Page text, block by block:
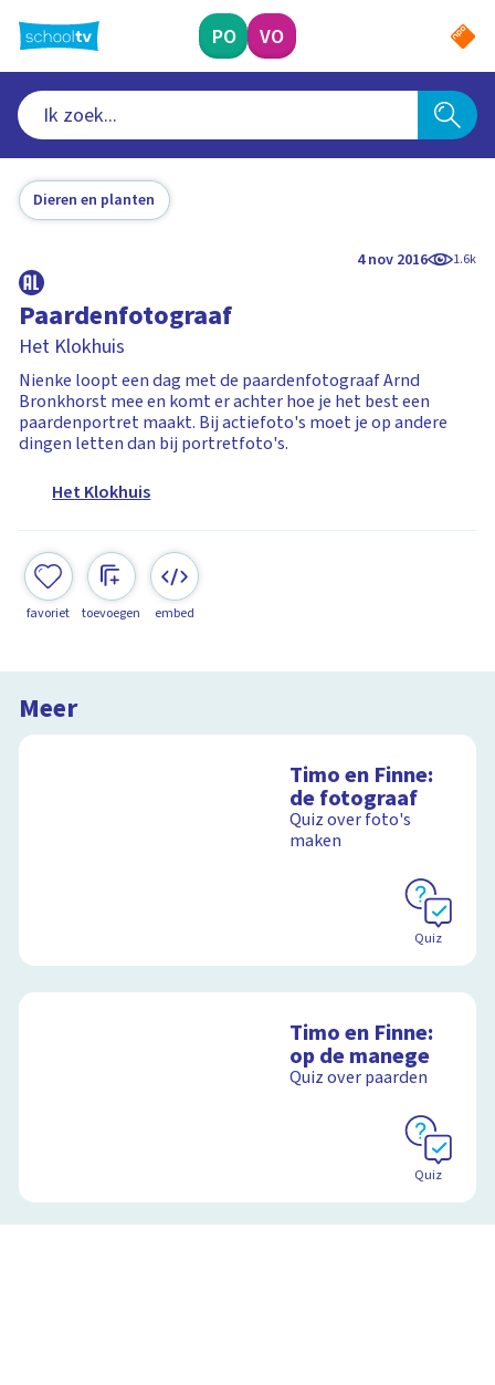
naar
hoofdinhoud
PO VO
Dieren en planten
4 nov 2016 1.6k
Paardenfotograaf
Het Klokhuis
Nienke loopt een dag met de paardenfotograaf Arnd
Bronkhorst mee en komt er achter hoe je het best een
paardenportret maakt. Bij actiefoto's moet je op andere
dingen letten dan bij portretfoto's.
Het Klokhuis
favoriet toevoegen embed
Meer
Timo en Finne:
de fotograaf
Quiz over foto's
maken
Quiz
Timo en Finne:
op de manege
Quiz over paarden
Quiz